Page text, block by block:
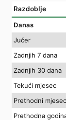
Razdoblje
Danas
Jučer
Zadnjih 7 dana
Zadnjih 30 dana
Tekući mjesec
Prethodni mjesec
Prethodna